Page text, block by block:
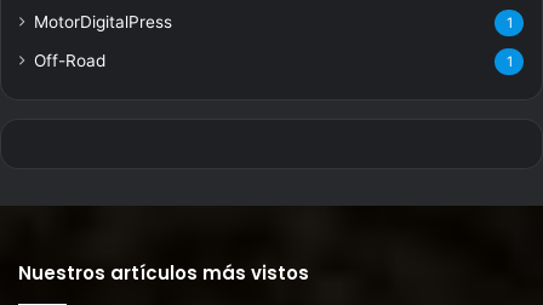
MotorDigitalPress 1
Off-Road 1
Nuestros artículos más vistos